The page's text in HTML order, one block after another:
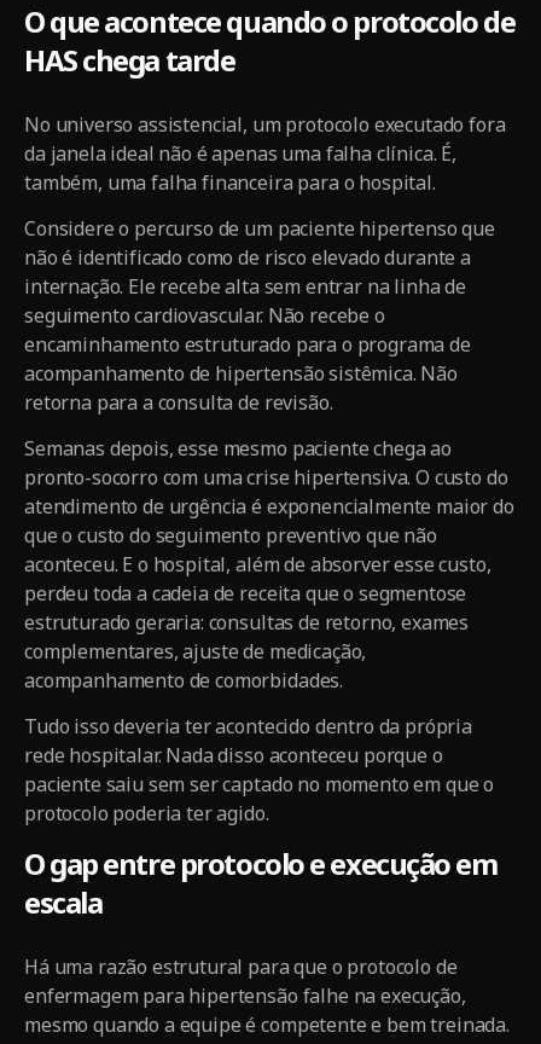
O que acontece quando o protocolo de
HAS chega tarde
No universo assistencial, um protocolo executado fora
da janela ideal não é apenas uma falha clínica. É,
também, uma falha financeira para o hospital.
Considere o percurso de um paciente hipertenso que
não é identificado como de risco elevado durante a
internação. Ele recebe alta sem entrar na linha de
seguimento cardiovascular. Não recebe o
encaminhamento estruturado para o programa de
acompanhamento de hipertensão sistêmica. Não
retorna para a consulta de revisão.
Semanas depois, esse mesmo paciente chega ao
pronto-socorro com uma crise hipertensiva. O custo do
atendimento de urgência é exponencialmente maior do
que o custo do seguimento preventivo que não
aconteceu. E o hospital, além de absorver esse custo,
perdeu toda a cadeia de receita que o segmentose
estruturado geraria: consultas de retorno, exames
complementares, ajuste de medicação,
acompanhamento de comorbidades.
Tudo isso deveria ter acontecido dentro da própria
rede hospitalar. Nada disso aconteceu porque o
paciente saiu sem ser captado no momento em que o
protocolo poderia ter agido.
O gap entre protocolo e execução em
escala
Há uma razão estrutural para que o protocolo de
enfermagem para hipertensão falhe na execução,
mesmo quando a equipe é competente e bem treinada.